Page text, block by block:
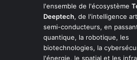
l'ensemble de l'écosystème
Deeptech, de l'intelligence
semi-conducteurs, en
quantique, la robotique, les
biotechnologies, la
l'énergie, le spatial et les